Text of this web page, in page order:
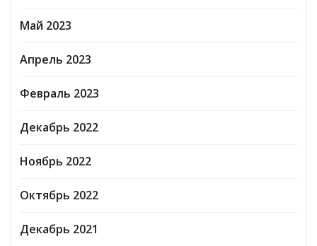
Май 2023
Апрель 2023
Февраль 2023
Декабрь 2022
Ноябрь 2022
Октябрь 2022
Декабрь 2021